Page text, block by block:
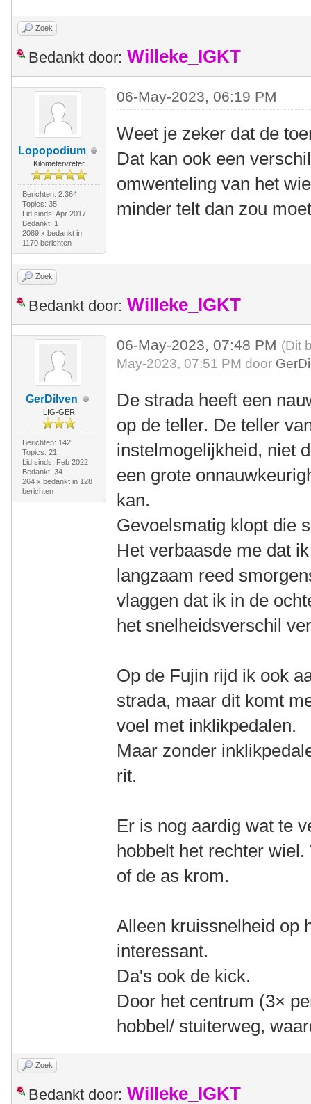
Zoek
Bedankt door: Willeke_IGKT
Lopopodium
Kilometervreter
Berichten: 2.364
Topics: 35
Lid sinds: Apr 2017
Bedankt: 1
2089 x bedankt in
1170 berichten
06-May-2023, 06:19 PM
Weet je zeker dat de
Dat kan ook een
omwenteling van het
minder telt dan zou
Zoek
Bedankt door: Willeke_IGKT
GerDilven
LIG-GER
Berichten: 142
Topics: 21
Lid sinds: Feb 2022
Bedankt: 34
264 x bedankt in 128
berichten
06-May-2023, 07:48 PM (Dit
May-2023, 07:51 PM door
De strada heeft een
op de teller. De teller
instelmogelijkheid, niet
een grote
kan.
Gevoelsmatig klopt die
Het verbaasde me dat
langzaam reed
vlaggen dat ik in de
het snelheidsverschil
Op de Fujin rijd ik ook
strada, maar dit komt
voel met inklikpedalen.
Maar zonder
rit.
Er is nog aardig wat te
hobbelt het rechter
of de as krom.
Alleen kruissnelheid op
interessant.
Da's ook de kick.
Door het centrum (3×
hobbel/ stuiterweg,
Zoek
Bedankt door: Willeke_IGKT